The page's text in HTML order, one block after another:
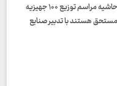
فرمانده سپاه حضرت ولیعصر (عج) خوزستان در حاشیه مراسم توزیع ۱۰۰ جهیزیه
مستحق هستند با تدبیر صنایع